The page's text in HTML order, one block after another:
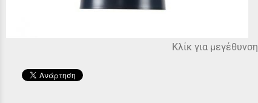
Κλίκ για μεγέθυνση